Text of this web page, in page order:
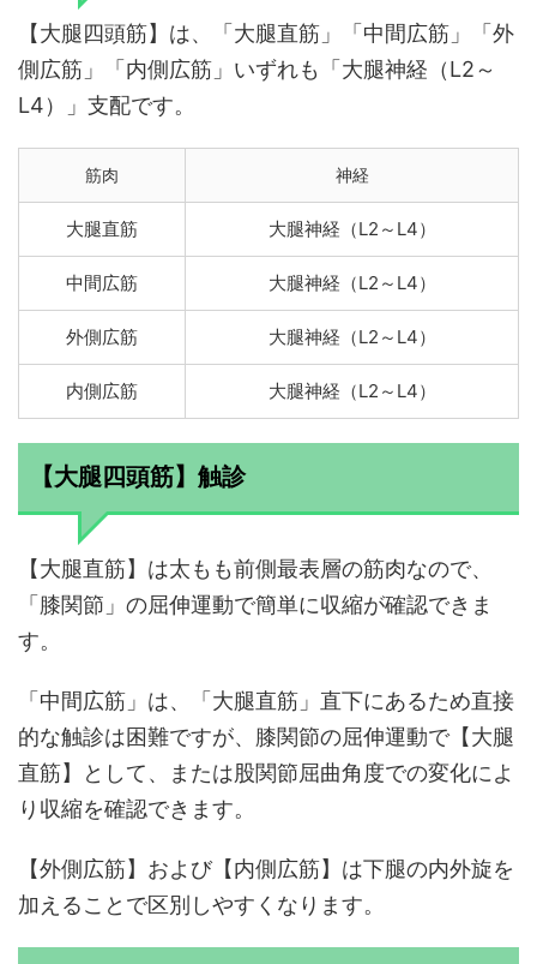
【大腿四頭筋】は、「大腿直筋」「中間広筋」「外
側広筋」「内側広筋」いずれも「大腿神経（L2～
L4）」支配です。
筋肉 神経
大腿直筋 大腿神経（L2～L4）
中間広筋 大腿神経（L2～L4）
外側広筋 大腿神経（L2～L4）
内側広筋 大腿神経（L2～L4）
【大腿四頭筋】触診
【大腿直筋】は太もも前側最表層の筋肉なので、
「膝関節」の屈伸運動で簡単に収縮が確認できま
す。
「中間広筋」は、「大腿直筋」直下にあるため直接
的な触診は困難ですが、膝関節の屈伸運動で【大腿
直筋】として、または股関節屈曲角度での変化によ
り収縮を確認できます。
【外側広筋】および【内側広筋】は下腿の内外旋を
加えることで区別しやすくなります。